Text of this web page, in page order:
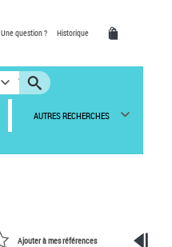
Une question ? Historique
AUTRES RECHERCHES
Ajouter à mes références